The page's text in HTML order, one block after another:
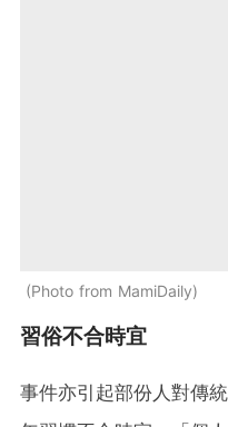
Photo from MamiDaily
習俗不合時宜
事件亦引起部份人對傳